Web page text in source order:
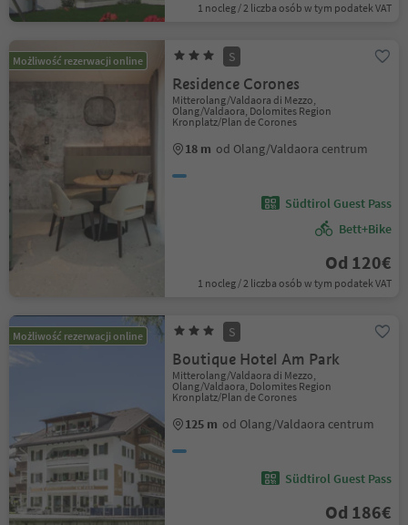
1 nocleg / 2 liczba osób w tym podatek VAT
Możliwość rezerwacji online S
Residence Corones
Mitterolang/Valdaora di Mezzo,
Olang/Valdaora, Dolomites Region
Kronplatz/Plan de Corones
18 m od Olang/Valdaora centrum
Südtirol Guest Pass
Bett+Bike
Od 120€
1 nocleg / 2 liczba osób w tym podatek VAT
Możliwość rezerwacji online S
Boutique Hotel Am Park
Mitterolang/Valdaora di Mezzo,
Olang/Valdaora, Dolomites Region
Kronplatz/Plan de Corones
125 m od Olang/Valdaora centrum
Südtirol Guest Pass
Od 186€